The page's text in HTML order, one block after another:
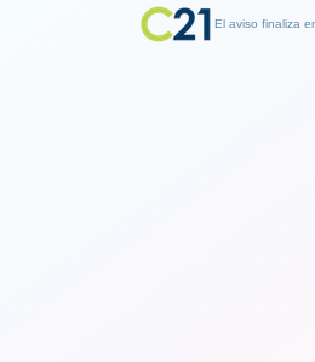
El aviso finaliza